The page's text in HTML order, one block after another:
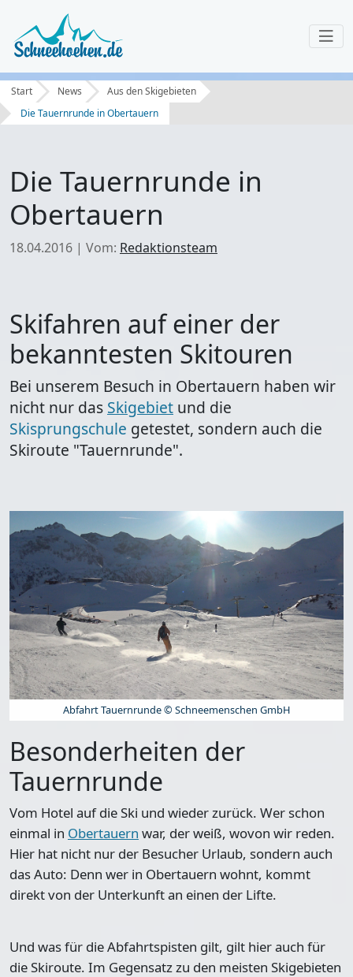
Start News
Aus den Skigebieten
Die Tauernrunde in Obertauern
Die Tauernrunde in
Obertauern
18.04.2016 | Vom: Redaktionsteam
Skifahren auf einer der
bekanntesten Skitouren
Bei unserem Besuch in Obertauern haben wir
nicht nur das Skigebiet und die
Skisprungschule getestet, sondern auch die
Skiroute "Tauernrunde".
Abfahrt Tauernrunde © Schneemenschen GmbH
Besonderheiten der
Tauernrunde
Vom Hotel auf die Ski und wieder zurück. Wer schon
einmal in Obertauern war, der weiß, wovon wir reden.
Hier hat nicht nur der Besucher Urlaub, sondern auch
das Auto: Denn wer in Obertauern wohnt, kommt
direkt von der Unterkunft an einen der Lifte.
Und was für die Abfahrtspisten gilt, gilt hier auch für
die Skiroute. Im Gegensatz zu den meisten Skigebieten